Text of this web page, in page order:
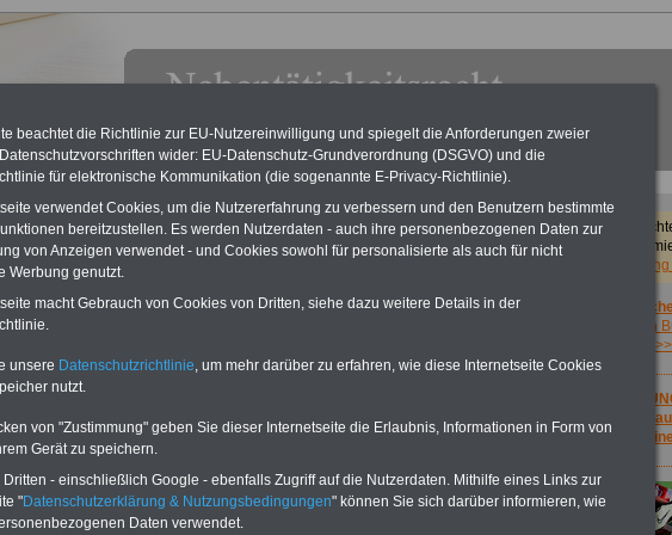
mit Textlink:Diesen Platz können Sie mieten! Schon für 250 Euro
Sie einen Textlink mit 150 Zeichen oder einen Banner für drei Monate
der auf allen Einzelseiten dieser Website eingeblendet wird. Interesse?
in Personalvertretungen erwartet man in besonderer Weise, dass sie
Auskünfte erteilen. Hierzu ist es für jeden Personalrat unabdingbar notwendig,
und gut informiert zu sein.
Sie
in
vor
>>>
beachtet die Richtlinie zur EU-Nutzereinwilligung und spiegelt die Anforderungen zweier
wider: EU-Datenschutz-Grundverordnung (DSGVO) und die
für elektronische Kommunikation (die sogenannte E-Privacy-Richtlinie).
verwendet Cookies, um die Nutzererfahrung zu verbessern und den Benutzern bestimmte
bereitzustellen. Es werden Nutzerdaten - auch ihre personenbezogenen Daten zur
von Anzeigen verwendet - und Cookies sowohl für personalisierte als auch für nicht
Werbung genutzt.
macht Gebrauch von Cookies von Dritten, siehe dazu weitere Details in der
unsere Datenschutzrichtlinie , um mehr darüber zu erfahren, wie diese Internetseite Cookies
nutzt.
von "Zustimmung" geben Sie dieser Internetseite die Erlaubnis, Informationen in Form von
Gerät zu speichern.
- einschließlich Google - ebenfalls Zugriff auf die Nutzerdaten. Mithilfe eines Links zur
"Datenschutzerklärung & Nutzungsbedingungen" können Sie sich darüber informieren, wie
Daten verwendet.